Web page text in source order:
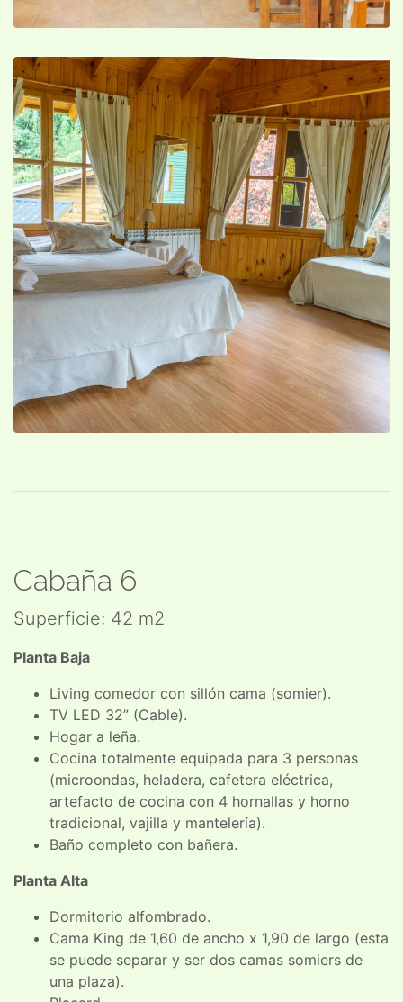
Cabaña 6
Superficie: 42 m2
Planta Baja
Living comedor con sillón cama (somier).
TV LED 32” (Cable).
Hogar a leña.
Cocina totalmente equipada para 3 personas
(microondas, heladera, cafetera eléctrica,
artefacto de cocina con 4 hornallas y horno
tradicional, vajilla y mantelería).
Baño completo con bañera.
Planta Alta
Dormitorio alfombrado.
Cama King de 1,60 de ancho x 1,90 de largo (esta
se puede separar y ser dos camas somiers de
una plaza).